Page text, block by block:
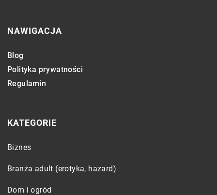
NAWIGACJA
Blog
Polityka prywatności
Regulamin
KATEGORIE
Biznes
Branża adult (erotyka, hazard)
Dom i ogród